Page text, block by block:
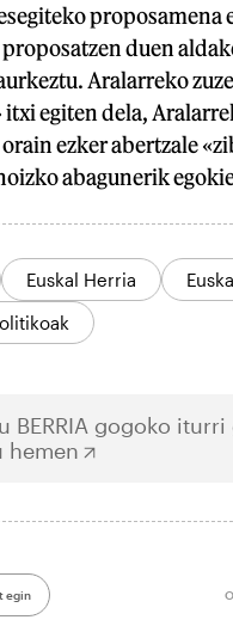
proposamena
duen
Aralarreko
itxi egiten dela,
ezker abertzale
abagunerik
Euskal Herria
BERRIA gogoko iturri
hemen
egin